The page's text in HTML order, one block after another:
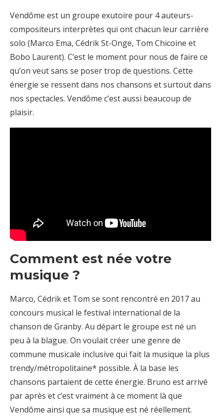
Vendôme est un groupe exutoire pour 4 auteurs-
compositeurs interprètes qui ont chacun leur carrière
solo (Marco Ema, Cédrik St-Onge, Tom Chicoine et
Bobo Laurent). C’est le moment pour nous de faire ce
qu’on veut sans se poser trop de questions. Cette
énergie se ressent dans nos chansons et surtout dans
nos spectacles. Vendôme c’est aussi beaucoup de
plaisir.
Comment est née votre
musique ?
Marco, Cédrik et Tom se sont rencontré en 2017 au
concours musical le festival international de la
chanson de Granby. Au départ le groupe est né un
peu à la blague. On voulait créer une genre de
commune musicale inclusive qui fait la musique la plus
trendy/métropolitaine* possible. À la base les
chansons partaient de cette énergie. Bruno est arrivé
par après et c’est vraiment à ce moment là que
Vendôme ainsi que sa musique est né réellement.